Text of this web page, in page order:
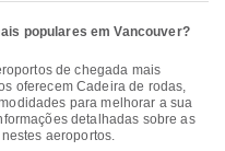
populares em Vancouver?
de chegada mais
oferecem Cadeira de rodas,
para melhorar a sua
detalhadas sobre as
aeroportos.